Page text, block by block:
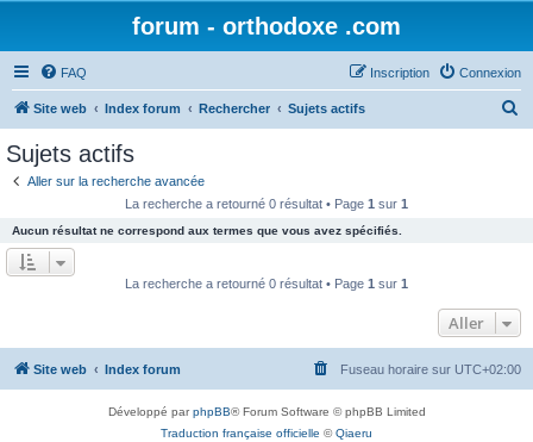
forum - orthodoxe .com
FAQ Connexion
Inscription
Site web Index forum Rechercher Sujets actifs
e
r
Sujets actifs
Aller sur la recherche avancée
La recherche a retourné 0 résultat • Page 1 sur 1
Aucun résultat ne correspond aux termes que vous avez spécifiés.
La recherche a retourné 0 résultat • Page 1 sur 1
Aller
Site web Index forum Fuseau horaire sur UTC+02:00
Développé parphpBB® Forum Software © phpBB Limited
Traduction française officielle ©Qiaeru